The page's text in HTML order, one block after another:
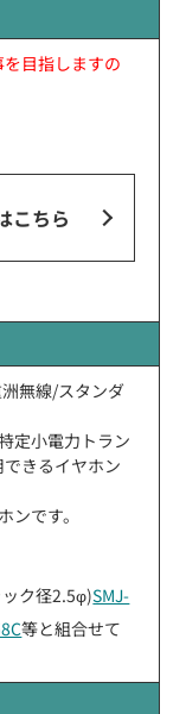
目指しますの
こちら
洲無線/スタンダ
定小電力トラン
きるイヤホン
です。
ク径2.5φ)SMJ-
等と組合せて